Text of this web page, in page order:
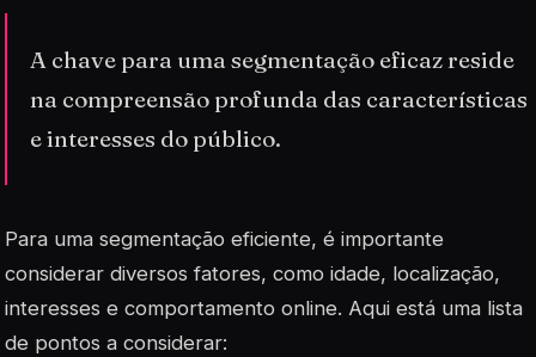
A chave para uma segmentação eficaz reside
na compreensão profunda das características
e interesses do público.
Para uma segmentação eficiente, é importante
considerar diversos fatores, como idade, localização,
interesses e comportamento online. Aqui está uma lista
de pontos a considerar: